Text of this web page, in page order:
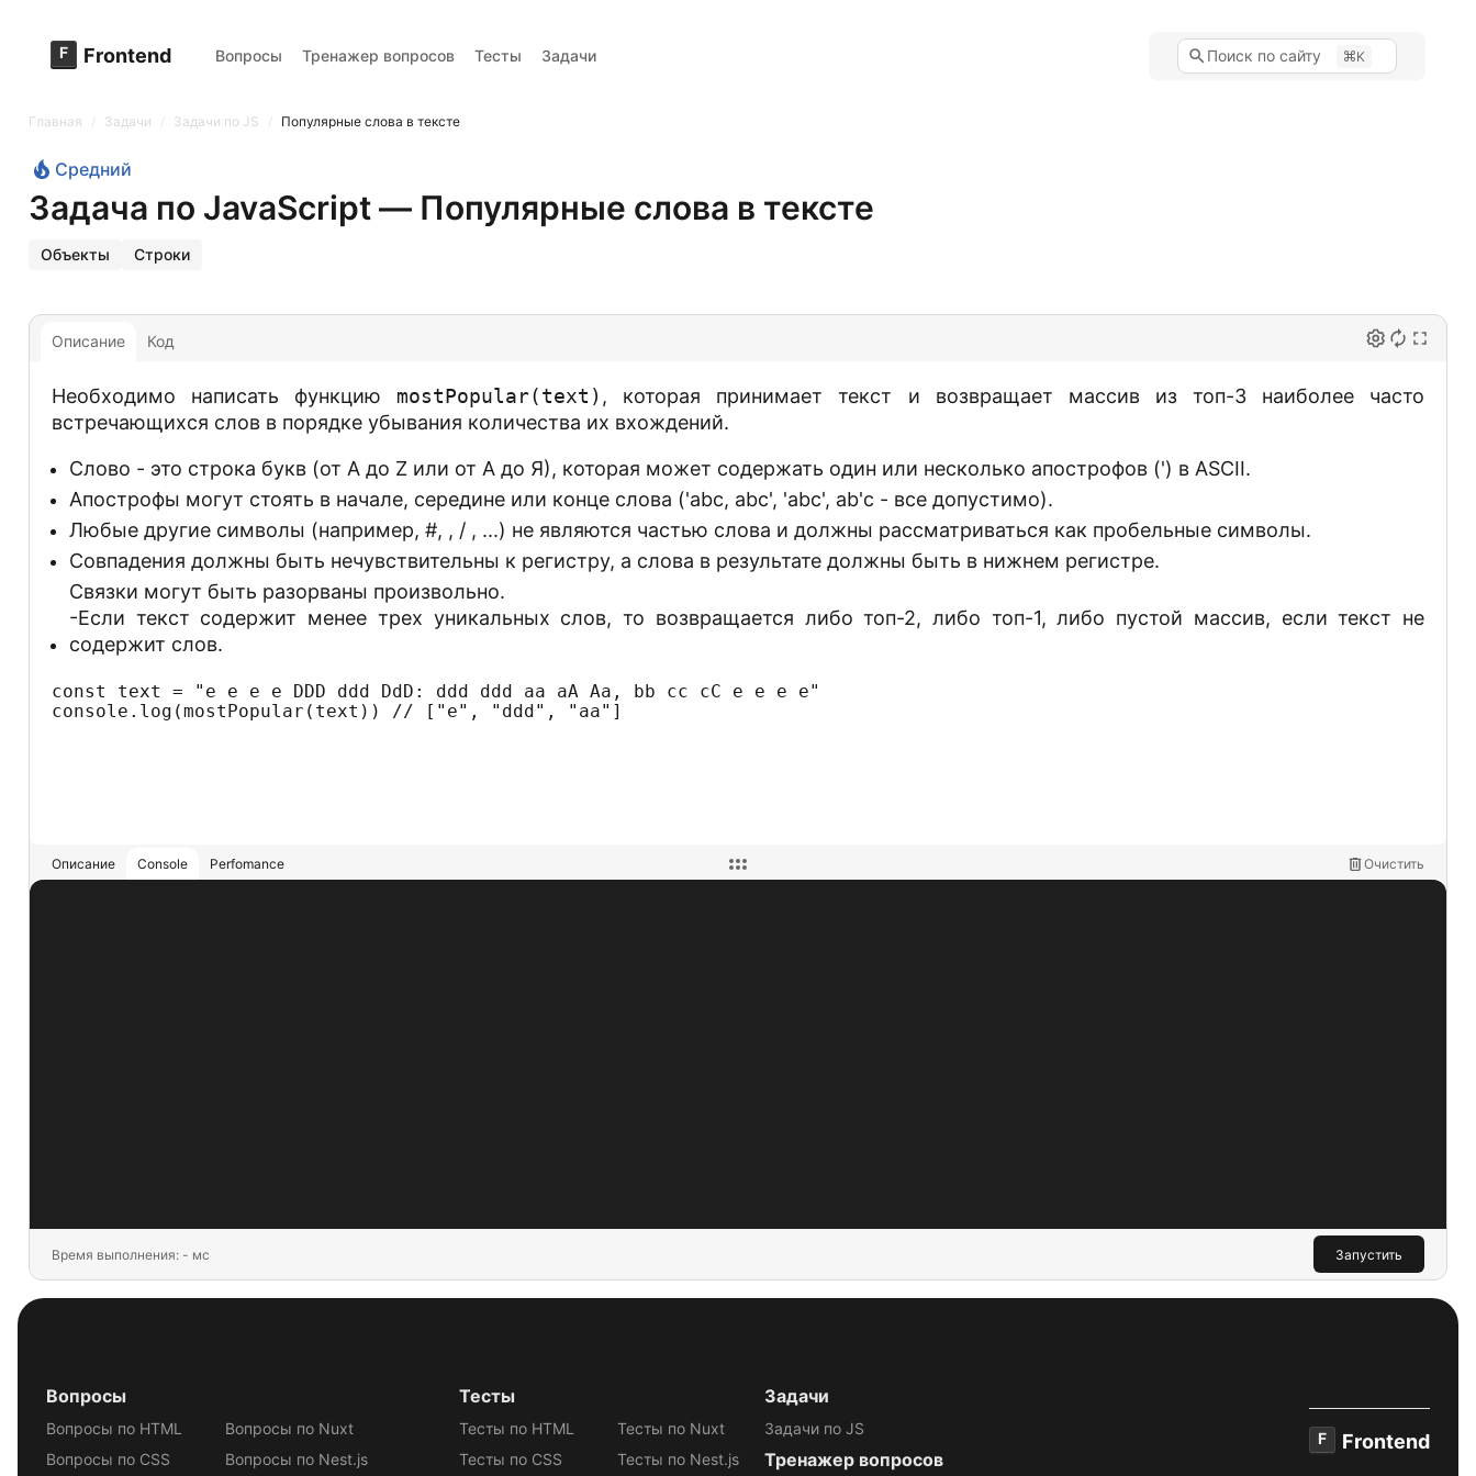
F Frontend Вопросы Тренажер вопросов Тесты Задачи Поиск по сайту K
Главная Задачи Задачи по JS Популярные слова в тексте
Средний
Задача по JavaScript — Популярные слова в тексте
Объекты Строки
Описание Код
Необходимо написать функцию mostPopular(text) , которая принимает текст и возвращает массив из топ-3 наиболее часто
встречающихся слов в порядке убывания количества их вхождений.
Слово - это строка букв (от A до Z или от A до Я), которая может содержать один или несколько апострофов (') в ASCII.
Апострофы могут стоять в начале, середине или конце слова ('abc, abc', 'abc', ab'c - все допустимо).
Любые другие символы (например, #, , / , ...) не являются частью слова и должны рассматриваться как пробельные символы.
Совпадения должны быть нечувствительны к регистру, а слова в результате должны быть в нижнем регистре.
Связки могут быть разорваны произвольно.
-Если текст содержит менее трех уникальных слов, то возвращается либо топ-2, либо топ-1, либо пустой массив, если текст не
содержит слов.
const text = "e e e e DDD ddd DdD: ddd ddd aa aA Aa, bb cc cC e e e e"
console.log(mostPopular(text)) // ["e", "ddd", "aa"]
Описание Console Perfomance Очистить
Время выполнения: - мс Запустить
Вопросы
Вопросы по HTML
Вопросы по CSS
Вопросы по Nuxt
Вопросы по Nest.js
Тесты
Тесты по HTML
Тесты по CSS
Тесты по Nuxt
Тесты по Nest.js
Задачи
Задачи по JS
Тренажер вопросов
F Frontend